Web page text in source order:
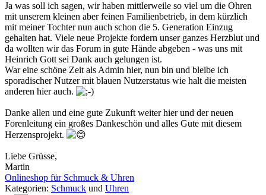
Ja was soll ich sagen, wir haben mittlerweile so viel um die Ohren
mit unserem kleinen aber feinen Familienbetrieb, in dem kürzlich
mit meiner Tochter nun auch schon die 5. Generation Einzug
gehalten hat. Viele neue Projekte fordern unser ganzes Herzblut und
da wollten wir das Forum in gute Hände abgeben - was uns mit
Heinrich Gott sei Dank auch gelungen ist.
War eine schöne Zeit als Admin hier, nun bin und bleibe ich
sporadischer Nutzer mit blauen Nutzerstatus wie halt die meisten
anderen hier auch.
Danke allen und eine gute Zukunft weiter hier und der neuen
Forenleitung ein großes Dankeschön und alles Gute mit diesem
Herzensprojekt.
Liebe Grüsse,
Martin
Onlineshop für Schmuck & Uhren
Kategorien: Schmuck und Uhren